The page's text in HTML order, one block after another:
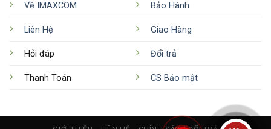
Về IMAXCOM
Liên Hệ
Hỏi đáp
Thanh Toán
Bảo Hành
Giao Hàng
Đổi trả
CS Bảo mật